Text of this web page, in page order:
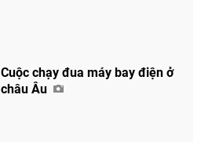
Cuộc chạy đua máy bay điện ở
châu Âu